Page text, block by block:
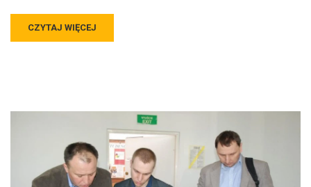
CZYTAJ WIĘCEJ